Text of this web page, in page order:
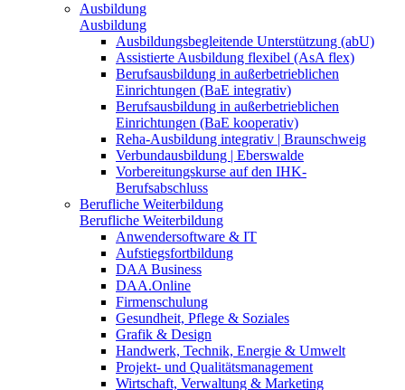
Ausbildung
Ausbildung
Ausbildungsbegleitende Unterstützung (abU)
Assistierte Ausbildung flexibel (AsA flex)
Berufsausbildung in außerbetrieblichen
Einrichtungen (BaE integrativ)
Berufsausbildung in außerbetrieblichen
Einrichtungen (BaE kooperativ)
Reha-Ausbildung integrativ | Braunschweig
Verbundausbildung | Eberswalde
Vorbereitungskurse auf den IHK-
Berufsabschluss
Berufliche Weiterbildung
Berufliche Weiterbildung
Anwendersoftware & IT
Aufstiegsfortbildung
DAA Business
DAA.Online
Firmenschulung
Gesundheit, Pflege & Soziales
Grafik & Design
Handwerk, Technik, Energie & Umwelt
Projekt- und Qualitätsmanagement
Wirtschaft, Verwaltung & Marketing